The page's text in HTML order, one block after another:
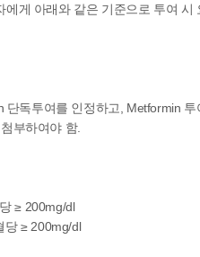
게 아래와 같은 기준으로 투여
독투여를 인정하고, Metformin
부하여야 함.
≥ 200mg/dl
≥ 200mg/dl